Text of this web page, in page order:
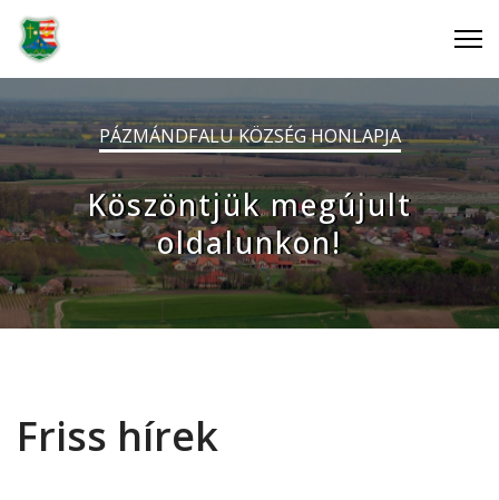
PÁZMÁNDFALU KÖZSÉG HONLAPJA
Köszöntjük megújult
oldalunkon!
Friss hírek